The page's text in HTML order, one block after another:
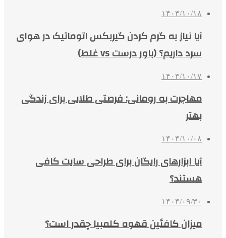
۱۴۰۳/۱۰/۱۸
آیا نیاز به گرم کردن گیربکس اتوماتیک در هوای
سرد داریم؟ (باور درست vs غلط)
۱۴۰۳/۱۰/۱۷
مهاجرت به رومانی: فرصتی طلایی برای زندگی
بهتر
۱۴۰۴/۱۰/۰۸
آیا ابزارهای رایگان برای طراحی سایت کافی
هستند؟
۱۴۰۴/۰۹/۳۰
میزان کافئین قهوه کلمبیا چقدر است؟